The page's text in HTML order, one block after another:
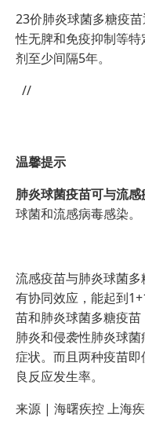
23价肺炎球菌多糖疫
性无脾和免疫抑制等
剂至少间隔5年。
//
温馨提示
肺炎球菌疫苗可与流
球菌和流感病毒感染。
流感疫苗与肺炎球菌
有协同效应，能起到
苗和肺炎球菌多糖疫
肺炎和侵袭性肺炎球
症状。而且两种疫苗
良反应发生率。
来源 | 海曙疾控 上海